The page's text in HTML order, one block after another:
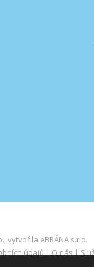
vytvořila eBRÁNA s.r.o.
údajů | O nás |